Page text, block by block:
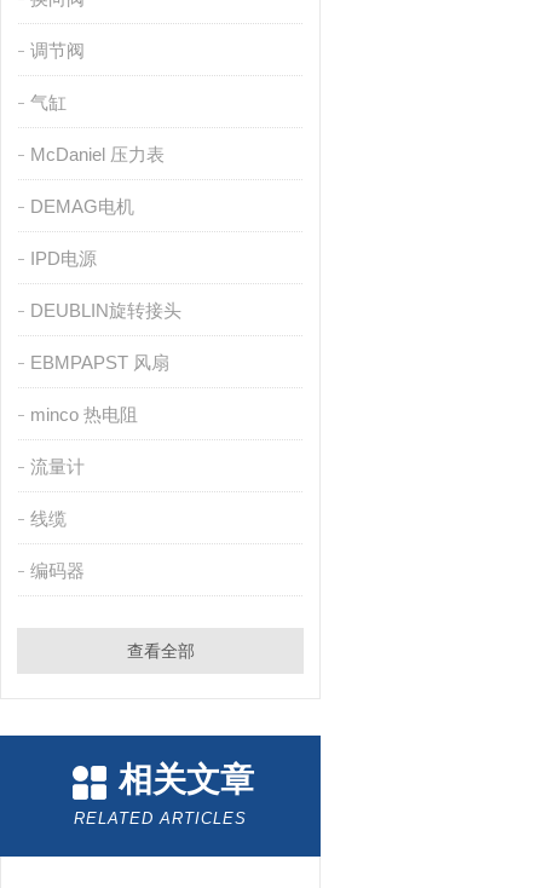
调节阀
气缸
McDaniel 压力表
DEMAG电机
IPD电源
DEUBLIN旋转接头
EBMPAPST 风扇
minco 热电阻
流量计
线缆
编码器
查看全部
相关文章
RELATED ARTICLES